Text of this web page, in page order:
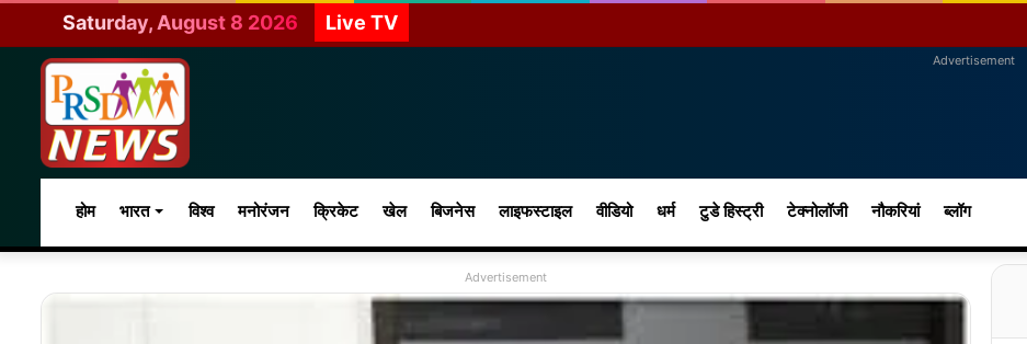
Saturday, August 8 2026 Live TV
Advertisement
होम भारत विश्व मनोरंजन क्रिकेट खेल बिजनेस लाइफस्टाइल वीडियो धर्म टुडे हिस्ट्री टेक्नोलॉजी नौकरियां ब्लॉग
Advertisement